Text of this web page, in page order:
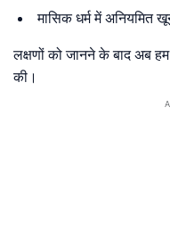
मासिक धर्म में अनियमित
लक्षणों को जानने के बाद अब हम
की।